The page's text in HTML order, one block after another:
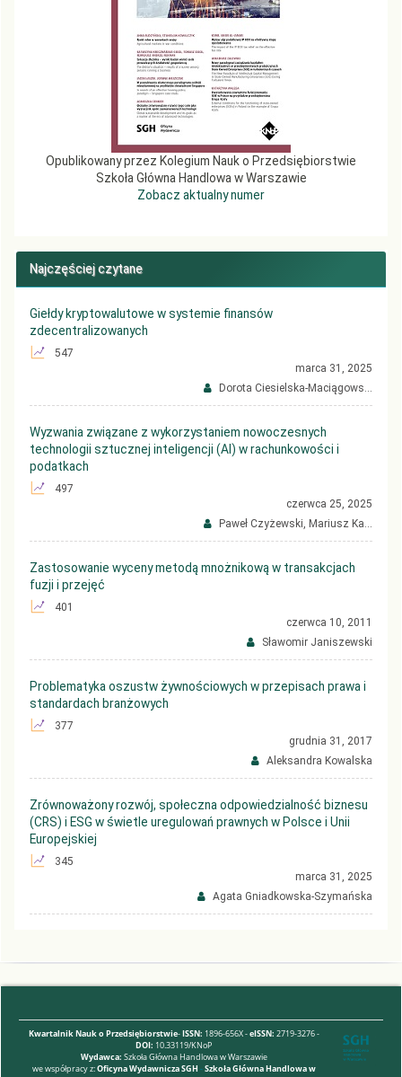
Opublikowany przez Kolegium Nauk o Przedsiębiorstwie
Szkoła Główna Handlowa w Warszawie
Zobacz aktualny numer
Najczęściej czytane
Giełdy kryptowalutowe w systemie finansów
zdecentralizowanych
547
marca 31, 2025
Dorota Ciesielska-Maciągows...
Wyzwania związane z wykorzystaniem nowoczesnych
technologii sztucznej inteligencji (AI) w rachunkowości i
podatkach
497
czerwca 25, 2025
Paweł Czyżewski, Mariusz Ka...
Zastosowanie wyceny metodą mnożnikową w transakcjach
fuzji i przejęć
401
czerwca 10, 2011
Sławomir Janiszewski
Problematyka oszustw żywnościowych w przepisach prawa i
standardach branżowych
377
grudnia 31, 2017
Aleksandra Kowalska
Zrównoważony rozwój, społeczna odpowiedzialność biznesu
(CRS) i ESG w świetle uregulowań prawnych w Polsce i Unii
Europejskiej
345
marca 31, 2025
Agata Gniadkowska-Szymańska
Kwartalnik Nauk o Przedsiębiorstwie-ISSN: 1896-656X -eISSN: 2719-3276 -
DOI: 10.33119/KNoP
Wydawca: Szkoła Główna Handlowa w Warszawie
we współpracy z:Oficyna Wydawnicza SGH -Szkoła Główna Handlowa w